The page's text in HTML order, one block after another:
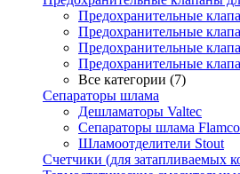
Предохранительные
Предохранительные
Предохранительные
Предохранительные
Все категории (7)
Сепараторы шлама
Дешламаторы Valtec
Сепараторы шлама Flamco
Шламоотделители Stout
Счетчики (для затапливаемых